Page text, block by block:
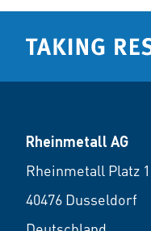
Rheinmetall AG
Rheinmetall Platz 1
40476 Dusseldorf